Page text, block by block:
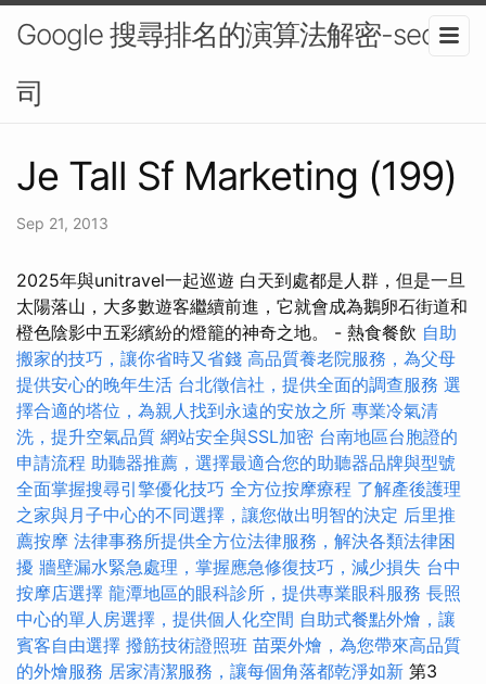
Google 搜尋排名的演算法解密-seo公
司
Je Tall Sf Marketing (199)
Sep 21, 2013
2025年與unitravel一起巡遊 白天到處都是人群，但是一旦
太陽落山，大多數遊客繼續前進，它就會成為鵝卵石街道和
橙色陰影中五彩繽紛的燈籠的神奇之地。 - 熱食餐飲 自助
搬家的技巧，讓你省時又省錢 高品質養老院服務，為父母
提供安心的晚年生活 台北徵信社，提供全面的調查服務 選
擇合適的塔位，為親人找到永遠的安放之所 專業冷氣清
洗，提升空氣品質 網站安全與SSL加密 台南地區台胞證的
申請流程 助聽器推薦，選擇最適合您的助聽器品牌與型號
全面掌握搜尋引擎優化技巧 全方位按摩療程 了解產後護理
之家與月子中心的不同選擇，讓您做出明智的決定 后里推
薦按摩 法律事務所提供全方位法律服務，解決各類法律困
擾 牆壁漏水緊急處理，掌握應急修復技巧，減少損失 台中
按摩店選擇 龍潭地區的眼科診所，提供專業眼科服務 長照
中心的單人房選擇，提供個人化空間 自助式餐點外燴，讓
賓客自由選擇 撥筋技術證照班 苗栗外燴，為您帶來高品質
的外燴服務 居家清潔服務，讓每個角落都乾淨如新 第3